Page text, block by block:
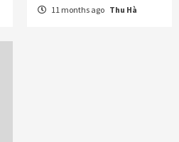
11 months ago Thu Hà